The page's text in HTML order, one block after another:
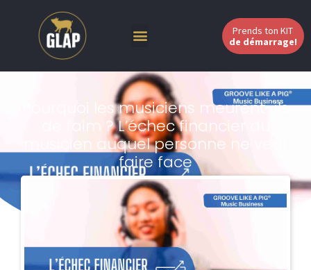
Prends ton KIT
de démarrage!
Pourquoi les musiciens meurent-ils
de faim ? L’échec financier du
musicien auquel personne ne veut
faire face
Johann Berby Aucun commentaire